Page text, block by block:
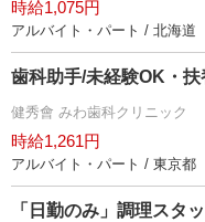
時給1,075円
アルバイト・パート / 北海道
歯科助手/未経験OK・
健秀會 みわ歯科クリニック
時給1,261円
アルバイト・パート / 東京都
「日勤のみ」調理スタ